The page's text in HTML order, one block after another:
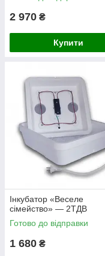
2 970 ₴
Купити
Інкубатор «Веселе
сімейство» — 2ТДВ
Готово до відправки
1 680 ₴